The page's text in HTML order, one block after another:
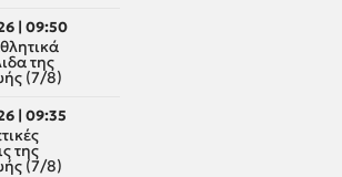
| 09:50
της
(7/8)
| 09:35
της
(7/8)